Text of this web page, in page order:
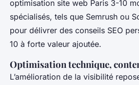
optimisation site web Paris 3-10
spécialisés, tels que Semrush ou
pour délivrer des conseils SEO
10 à forte valeur ajoutée.
Optimisation technique,
L’amélioration de la visibilité